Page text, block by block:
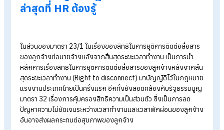
กฎหมายแรงงานฉบับล่าสุด (ฉบับที่ 8) พ.ศ.2566 มาตรา 23/1 วร
สาม บัญญัติว่า “เมื่อสิ้นสุดเวลาทำงานปกติตามที่นายจ้างและลูกจ้
ตกลงกันหรือสิ้นสุดการทำงานตามที่นายจ้างมอบหมาย ลูกจ้างมี
ปฏิเสธในการติดต่อสื่อสารไม่ว่าในทางใด ๆ กับกับนายจ้าง หัวหน้า
ผู้ควรคุมงาน ผู้ตรวจงาน หรือแม้กระทั่ง HR เองก็ตาม เว้นแต่ลูกจ้
ได้ให้ความยินยอมโดยทำหนังสือไว้ล่วงหน้า”